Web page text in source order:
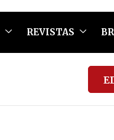
REVISTAS